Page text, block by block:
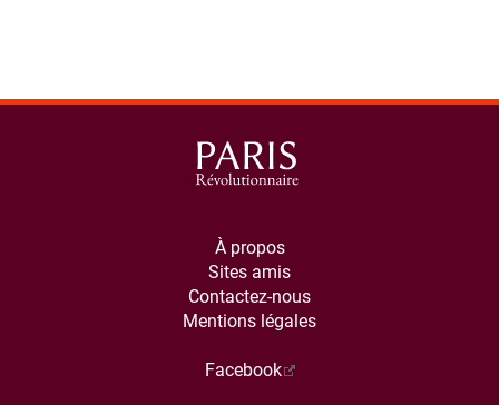
À propos
Sites amis
Contactez-nous
Mentions légales
Facebook